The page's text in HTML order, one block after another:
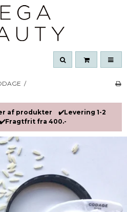
/
af produkter ✔️Levering 1-2
fra 400.-